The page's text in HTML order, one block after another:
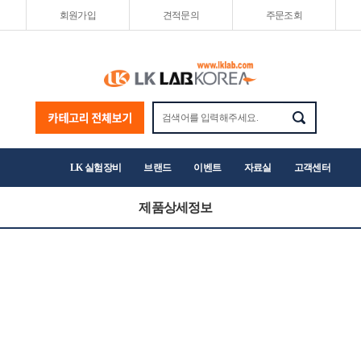
회원가입 견적문의 주문조회
LK 실험장비 브랜드 이벤트 자료실 고객센터
제품상세정보